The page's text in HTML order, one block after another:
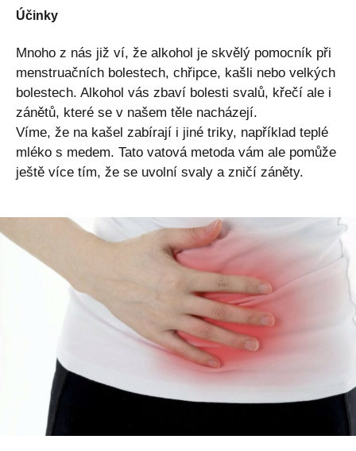
Účinky
Mnoho z nás již ví, že alkohol je skvělý pomocník při
menstruačních bolestech, chřipce, kašli nebo velkých
bolestech. Alkohol vás zbaví bolesti svalů, křečí ale i
zánětů, které se v našem těle nacházejí.
Víme, že na kašel zabírají i jiné triky, například teplé
mléko s medem. Tato vatová metoda vám ale pomůže
ještě více tím, že se uvolní svaly a zničí záněty.